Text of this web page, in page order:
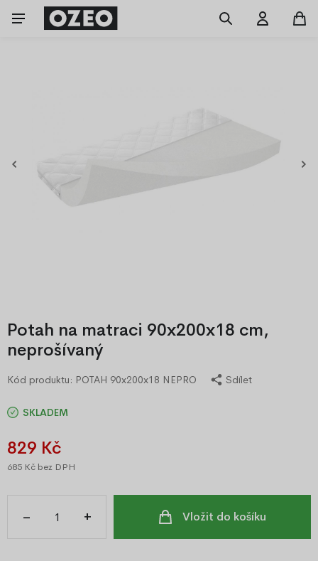
Potah na matraci 90x200x18 cm,
neprošívaný
Kód produktu: POTAH 90x200x18 NEPRO Sdílet
SKLADEM
829 Kč
685 Kč bez DPH
– + Vložit do košíku